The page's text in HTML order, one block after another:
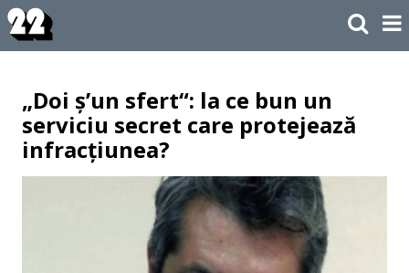
„Doi ș’un sfert“: la ce bun un
serviciu secret care protejează
infracțiunea?